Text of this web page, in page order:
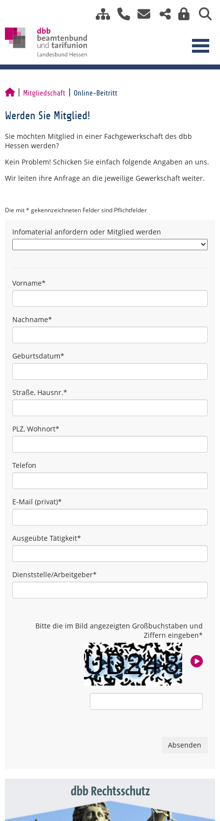
Mitgliedschaft Online-Beitritt
Werden Sie Mitglied!
Sie möchten Mitglied in einer Fachgewerkschaft des dbb
Hessen werden?
Kein Problem! Schicken Sie einfach folgende Angaben an uns.
Wir leiten ihre Anfrage an die jeweilige Gewerkschaft weiter.
Die mit * gekennzeichneten Felder sind Pflichtfelder
Infomaterial anfordern oder Mitglied werden
Vorname*
Nachname*
Geburtsdatum*
Straße, Hausnr.*
PLZ, Wohnort*
Telefon
E-Mail (privat)*
Ausgeübte Tätigkeit*
Dienststelle/Arbeitgeber*
Bitte die im Bild angezeigten Großbuchstaben und
Ziffern eingeben*
Absenden
dbb Rechtsschutz